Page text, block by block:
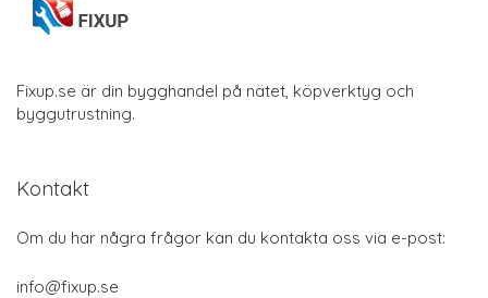
Fixup.se är din bygghandel på nätet, köpverktyg och
byggutrustning.
Kontakt
Om du har några frågor kan du kontakta oss via e-post:
info@fixup.se